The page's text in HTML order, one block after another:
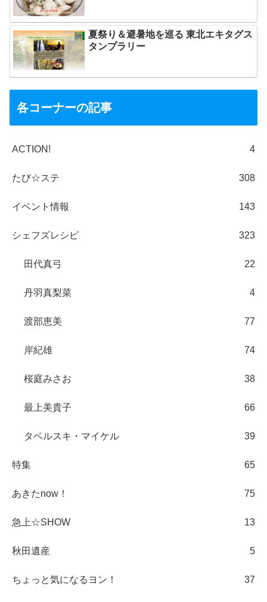
夏祭り＆避暑地を巡る 東北エキタグス
タンプラリー
各コーナーの記事
ACTION! 4
たび☆ステ 308
イベント情報 143
シェフズレシピ 323
田代真弓 22
丹羽真梨菜 4
渡部恵美 77
岸紀雄 74
桜庭みさお 38
最上美貴子 66
タベルスキ・マイケル 39
特集 65
あきたnow！ 75
急上☆SHOW 13
秋田遺産 5
ちょっと気になるヨン！ 37